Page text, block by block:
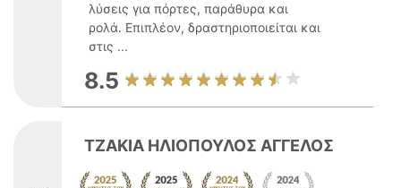
λύσεις για πόρτες, παράθυρα και
ρολά. Επιπλέον, δραστηριοποιείται και
στις ...
8.5
ΤΖΑΚΙΑ ΗΛΙΟΠΟΥΛΟΣ ΑΓΓΕΛΟΣ